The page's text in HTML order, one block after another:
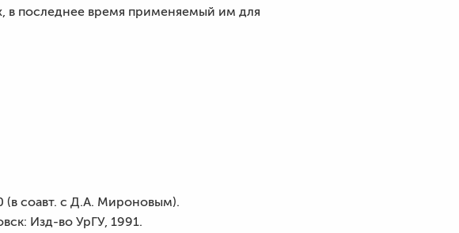
в последнее время применяемый им для
(в соавт. с Д.А. Мироновым).
Изд-во УрГУ, 1991.